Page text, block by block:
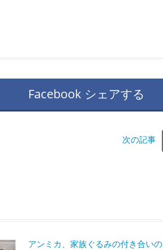
Facebook シェアする
次の記事
アンミカ、家族ぐるみの付き合いの